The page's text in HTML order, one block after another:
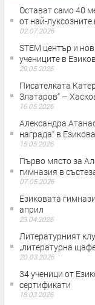
Остават само 40
от най-
02.07.2026
STEM център и
учениците в
29.05.2026
Писателката
Златаров“ –
16.05.2026
Александра
награда“ в
15.05.2026
Първо място за
гимназия в
07.05.2026
Езиковата
април
23.04.2026
Литературният
„литературна
20.03.2026
34 ученици от
сертификати
18.03.2026